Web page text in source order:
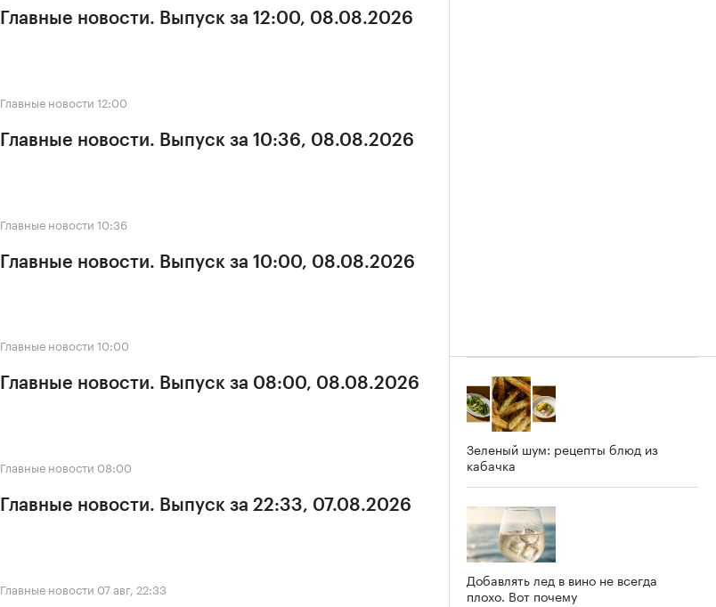
Главные новости. Выпуск за 12:00, 08.08.2026
Главные новости 12:00
Главные новости. Выпуск за 10:36, 08.08.2026
Главные новости 10:36
Главные новости. Выпуск за 10:00, 08.08.2026
Главные новости 10:00
Главные новости. Выпуск за 08:00, 08.08.2026
Главные новости 08:00
Главные новости. Выпуск за 22:33, 07.08.2026
Главные новости 07 авг, 22:33
Зеленый шум: рецепты блюд из
кабачка
Добавлять лед в вино не всегда
плохо. Вот почему